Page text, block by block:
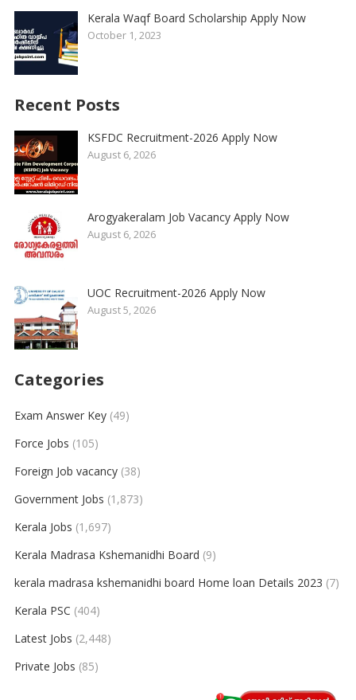
Kerala Waqf Board Scholarship Apply Now
October 1, 2023
Recent Posts
KSFDC Recruitment-2026 Apply Now
August 6, 2026
Arogyakeralam Job Vacancy Apply Now
August 6, 2026
UOC Recruitment-2026 Apply Now
August 5, 2026
Categories
Exam Answer Key(49)
Force Jobs (105)
Foreign Job vacancy(38)
Government Jobs (1,873)
Kerala Jobs (1,697)
Kerala Madrasa Kshemanidhi Board (9)
kerala madrasa kshemanidhi board Home loan Details 2023 (7)
Kerala PSC (404)
Latest Jobs (2,448)
Private Jobs (85)